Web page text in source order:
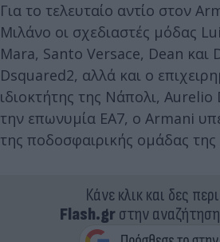
Για το τελευταίο αντίο στον
Μιλάνο οι σχεδιαστές μόδας
Mara, Santo Versace, Dean και
Dsquared2, αλλά και ο
ιδιοκτήτης της Νάπολι,
την επωνυμία EA7, ο Armani
της ποδοσφαιρικής ομάδας
Κάνε κλικ και δες
Flash.grστην